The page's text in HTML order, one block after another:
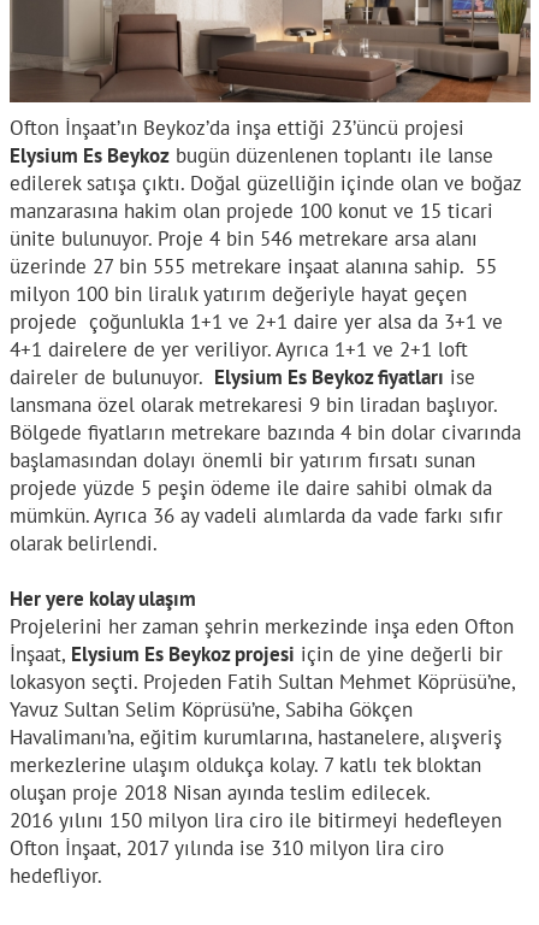
Ofton İnşaat’ın Beykoz’da inşa ettiği 23’üncü projesi
Elysium Es Beykozbugün düzenlenen toplantı ile lanse
edilerek satışa çıktı. Doğal güzelliğin içinde olan ve boğaz
manzarasına hakim olan projede 100 konut ve 15 ticari
ünite bulunuyor. Proje 4 bin 546 metrekare arsa alanı
üzerinde 27 bin 555 metrekare inşaat alanına sahip. 55
milyon 100 bin liralık yatırım değeriyle hayat geçen
projede çoğunlukla 1+1 ve 2+1 daire yer alsa da 3+1 ve
4+1 dairelere de yer veriliyor. Ayrıca 1+1 ve 2+1 loft
daireler de bulunuyor. Elysium Es Beykoz fiyatları ise
lansmana özel olarak metrekaresi 9 bin liradan başlıyor.
Bölgede fiyatların metrekare bazında 4 bin dolar civarında
başlamasından dolayı önemli bir yatırım fırsatı sunan
projede yüzde 5 peşin ödeme ile daire sahibi olmak da
mümkün. Ayrıca 36 ay vadeli alımlarda da vade farkı sıfır
olarak belirlendi.
Her yere kolay ulaşım
Projelerini her zaman şehrin merkezinde inşa eden Ofton
İnşaat, Elysium Es Beykoz projesi için de yine değerli bir
lokasyon seçti. Projeden Fatih Sultan Mehmet Köprüsü’ne,
Yavuz Sultan Selim Köprüsü’ne, Sabiha Gökçen
Havalimanı’na, eğitim kurumlarına, hastanelere, alışveriş
merkezlerine ulaşım oldukça kolay. 7 katlı tek bloktan
oluşan proje 2018 Nisan ayında teslim edilecek.
2016 yılını 150 milyon lira ciro ile bitirmeyi hedefleyen
Ofton İnşaat, 2017 yılında ise 310 milyon lira ciro
hedefliyor.